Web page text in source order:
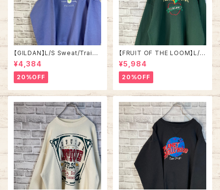
【GILDAN】L/S Sweat/Traine
r L相当 “ NEW SMYRNA BEA
CH” スーベニア スウェット トレ
ーナー ニュー スミナー ビーチ
フロリダ パープル ラベンダー
紫アメリカ USA 古着
¥4,384
20%OFF
【FRUIT OF THE LOOM】L/S
Sweat XL 90s Made in US
A “NEW YORK ” スーベニア
スウェット トレーナー NY ニュ
ーヨーク ビッグアップル 刺繍 vi
ntage ヴィンテージ アメリカ U
SA 古着
¥5,984
20%OFF